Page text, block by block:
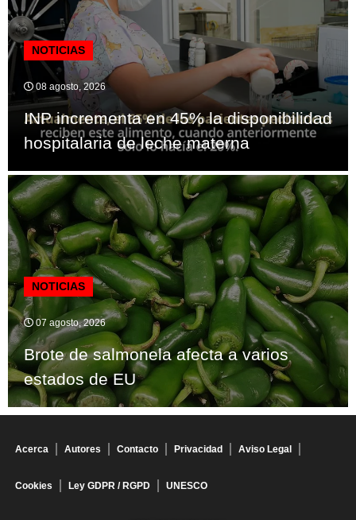
NOTICIAS
08 agosto, 2026
INP incrementa en 45% la disponibilidad
hospitalaria de leche materna
NOTICIAS
07 agosto, 2026
Brote de salmonela afecta a varios
estados de EU
Acerca Autores Contacto Privacidad Aviso Legal
Cookies Ley GDPR / RGPD UNESCO